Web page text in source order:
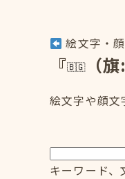
絵文字・
『 （
絵文字や顔文
キーワード、